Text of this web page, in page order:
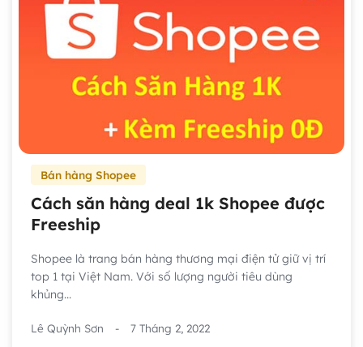
Bán hàng Shopee
Cách săn hàng deal 1k Shopee được
Freeship
Shopee là trang bán hàng thương mại điện tử giữ vị trí
top 1 tại Việt Nam. Với số lượng người tiêu dùng
khủng...
Lê Quỳnh Sơn - 7 Tháng 2, 2022